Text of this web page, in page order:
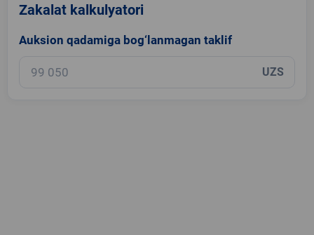
Zakalat kalkulyatori
Auksion qadamiga bog‘lanmagan taklif
UZS